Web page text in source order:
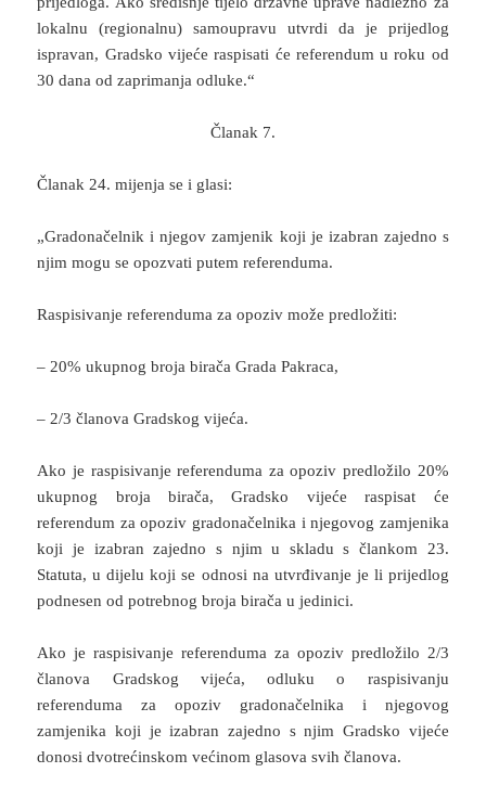
lokalnu (regionalnu) samoupravu utvrdi da je prijedlog
ispravan, Gradsko vijeće raspisati će referendum u roku od
30 dana od zaprimanja odluke.“
Članak 7.
Članak 24. mijenja se i glasi:
„Gradonačelnik i njegov zamjenik koji je izabran zajedno s
njim mogu se opozvati putem referenduma.
Raspisivanje referenduma za opoziv može predložiti:
– 20% ukupnog broja birača Grada Pakraca,
– 2/3 članova Gradskog vijeća.
Ako je raspisivanje referenduma za opoziv predložilo 20%
ukupnog broja birača, Gradsko vijeće raspisat će
referendum za opoziv gradonačelnika i njegovog zamjenika
koji je izabran zajedno s njim u skladu s člankom 23.
Statuta, u dijelu koji se odnosi na utvrđivanje je li prijedlog
podnesen od potrebnog broja birača u jedinici.
Ako je raspisivanje referenduma za opoziv predložilo 2/3
članova Gradskog vijeća, odluku o raspisivanju
referenduma za opoziv gradonačelnika i njegovog
zamjenika koji je izabran zajedno s njim Gradsko vijeće
donosi dvotrećinskom većinom glasova svih članova.